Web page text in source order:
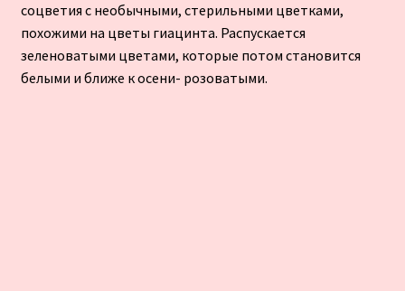
соцветия с необычными, стерильными цветками,
похожими на цветы гиацинта. Распускается
зеленоватыми цветами, которые потом становится
белыми и ближе к осени- розоватыми.